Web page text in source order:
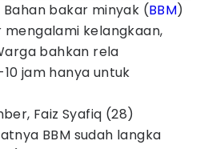
bakar minyak (BBM)
kelangkaan,
bahkan rela
jam hanya untuk
Faiz Syafiq (28)
BBM sudah langka